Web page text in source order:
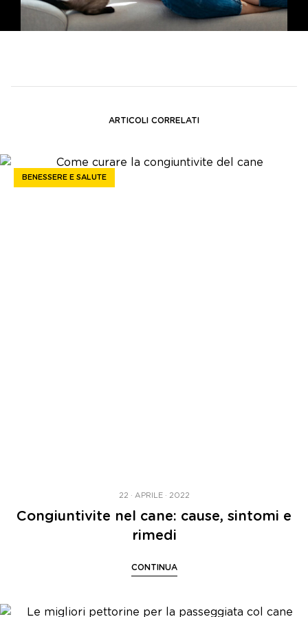
ARTICOLI CORRELATI
BENESSERE E SALUTE
22 · APRILE · 2022
Congiuntivite nel cane: cause, sintomi e
rimedi
CONTINUA